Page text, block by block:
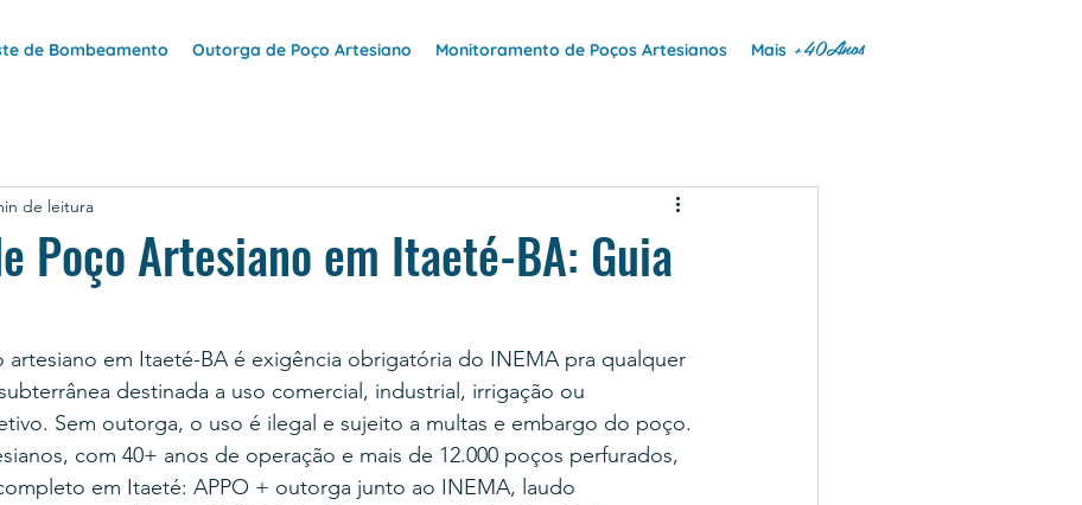
de Bombeamento Outorga de Poço Artesiano Monitoramento de Poços Artesianos Mais +40Anos
Poço Artesiano em Itaeté-BA: Guia
de leitura
em Itaeté-BA é exigência obrigatória do INEMA pra qualquer
destinada a uso comercial, industrial, irrigação ou
Sem outorga, o uso é ilegal e sujeito a multas e embargo do poço.
com 40+ anos de operação e mais de 12.000 poços perfurados,
em Itaeté: APPO + outorga junto ao INEMA, laudo